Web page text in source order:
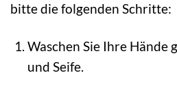
bitte die folgenden Schritte:
Waschen Sie Ihre Hände
und Seife.